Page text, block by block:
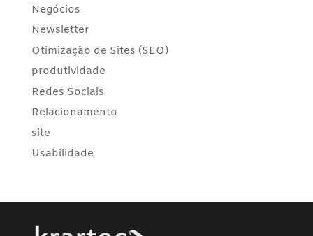
Negócios
Newsletter
Otimização de Sites (SEO)
produtividade
Redes Sociais
Relacionamento
site
Usabilidade